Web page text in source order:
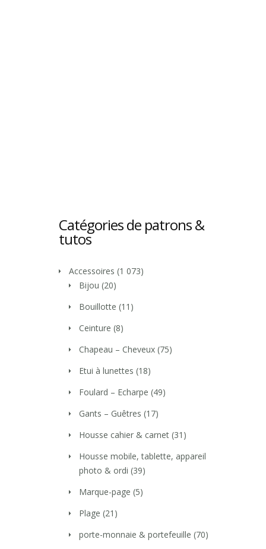
Catégories de patrons &
tutos
Accessoires (1 073)
Bijou (20)
Bouillotte (11)
Ceinture (8)
Chapeau – Cheveux (75)
Etui à lunettes (18)
Foulard – Echarpe (49)
Gants – Guêtres (17)
Housse cahier & carnet (31)
Housse mobile, tablette, appareil
photo & ordi (39)
Marque-page (5)
Plage (21)
porte-monnaie & portefeuille (70)